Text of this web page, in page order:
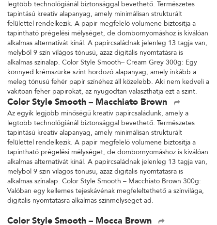
legtöbb technológiánál biztonsággal bevethető. Természetes
tapintású kreatív alapanyag, amely minimálisan strukturált
felülettel rendelkezik. A papír megfelelő volumene biztosítja a
tapintható prégelési mélységet, de dombornyomáshoz is kiválóan
alkalmas alternatívát kínál. A papírcsaládnak jelenleg 13 tagja van,
melyből 9 szín világos tónusú, azaz digitális nyomtatásra is
alkalmas színalap. Color Style Smooth– Cream Grey 300g: Egy
könnyed krémszürke színt hordozó alapanyag, amely inkább a
meleg tónusú fehér papír színéhez áll közelebb. Aki nem kedveli a
vakítóan fehér papírokat, az nyugodtan választhatja ezt a színt.
Color Style Smooth – Macchiato Brown
Az egyik legjobb minőségű kreatív papírcsaládunk, amely a
legtöbb technológiánál biztonsággal bevethető. Természetes
tapintású kreatív alapanyag, amely minimálisan strukturált
felülettel rendelkezik. A papír megfelelő volumene biztosítja a
tapintható prégelési mélységet, de dombornyomáshoz is kiválóan
alkalmas alternatívát kínál. A papírcsaládnak jelenleg 13 tagja van,
melyből 9 szín világos tónusú, azaz digitális nyomtatásra is
alkalmas színalap. Color Style Smooth – Macchiato Brown 300g:
Valóban egy kellemes tejeskávénak megfeleltethető a színvilága,
digitális nyomtatásra alkalmas színmélységet ad.
Color Style Smooth – Mocca Brown